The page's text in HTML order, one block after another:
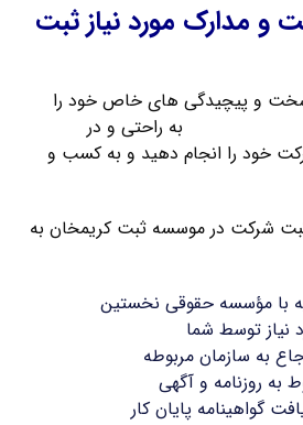
و مدارک مورد نیاز ثبت
و پیچیدگی های خاص خود را
به راحتی و در
خود را انجام دهید و به کسب و
۱۰۰ مراحل ثبت شرکت در موسسه ثبت کریمخان به
با مؤسسه حقوقی نخستین
نیاز توسط شما
به سازمان مربوطه
به روزنامه و آگهی
گواهینامه پایان کار